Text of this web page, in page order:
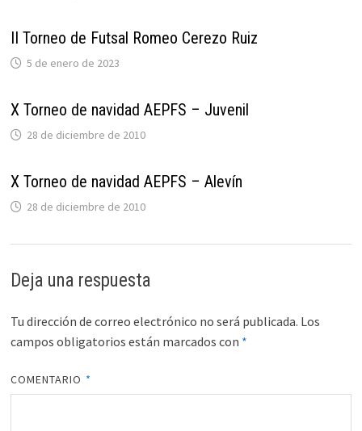
II Torneo de Futsal Romeo Cerezo Ruiz
5 de enero de 2023
X Torneo de navidad AEPFS – Juvenil
28 de diciembre de 2010
X Torneo de navidad AEPFS – Alevín
28 de diciembre de 2010
Deja una respuesta
Tu dirección de correo electrónico no será publicada. Los
campos obligatorios están marcados con *
COMENTARIO *